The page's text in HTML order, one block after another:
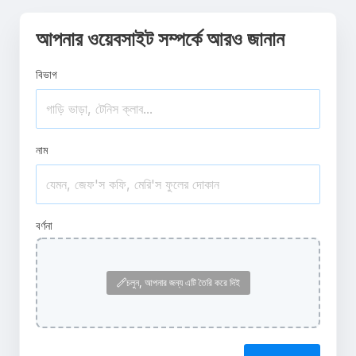
আপনার ওয়েবসাইট সম্পর্কে আরও জানান
বিভাগ
নাম
বর্ণনা
চলুন, আপনার জন্য এটি তৈরি করে দিই